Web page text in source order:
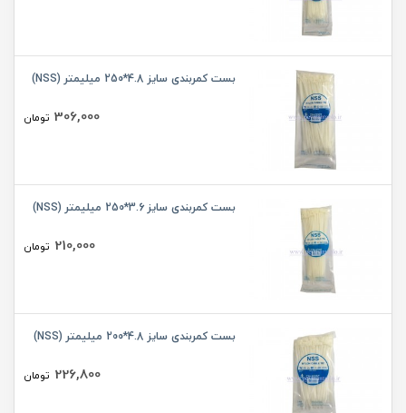
بست کمربندی سایز 4.8*250 میلیمتر (NSS)
306,000 تومان
بست کمربندی سایز 3.6*250 میلیمتر (NSS)
210,000 تومان
بست کمربندی سایز 4.8*200 میلیمتر (NSS)
226,800 تومان